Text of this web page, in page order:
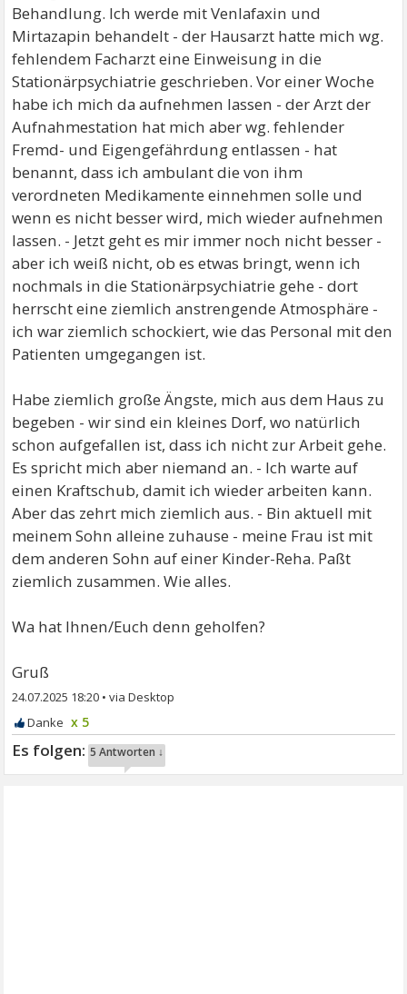
Behandlung. Ich werde mit Venlafaxin und
Mirtazapin behandelt - der Hausarzt hatte mich wg.
fehlendem Facharzt eine Einweisung in die
Stationärpsychiatrie geschrieben. Vor einer Woche
habe ich mich da aufnehmen lassen - der Arzt der
Aufnahmestation hat mich aber wg. fehlender
Fremd- und Eigengefährdung entlassen - hat
benannt, dass ich ambulant die von ihm
verordneten Medikamente einnehmen solle und
wenn es nicht besser wird, mich wieder aufnehmen
lassen. - Jetzt geht es mir immer noch nicht besser -
aber ich weiß nicht, ob es etwas bringt, wenn ich
nochmals in die Stationärpsychiatrie gehe - dort
herrscht eine ziemlich anstrengende Atmosphäre -
ich war ziemlich schockiert, wie das Personal mit den
Patienten umgegangen ist.
Habe ziemlich große Ängste, mich aus dem Haus zu
begeben - wir sind ein kleines Dorf, wo natürlich
schon aufgefallen ist, dass ich nicht zur Arbeit gehe.
Es spricht mich aber niemand an. - Ich warte auf
einen Kraftschub, damit ich wieder arbeiten kann.
Aber das zehrt mich ziemlich aus. - Bin aktuell mit
meinem Sohn alleine zuhause - meine Frau ist mit
dem anderen Sohn auf einer Kinder-Reha. Paßt
ziemlich zusammen. Wie alles.
Wa hat Ihnen/Euch denn geholfen?
Gruß
24.07.2025 18:20 •
x 5
5 Antworten ↓